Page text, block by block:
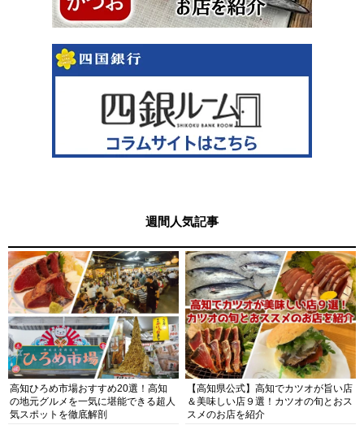
週間人気記事
高知ひろめ市場おすすめ20選！高知
の地元グルメを一気に堪能できる超人
気スポットを徹底解剖
【高知県公式】高知でカツオが旨い店
＆美味しい店９選！カツオの旬とおス
スメのお店を紹介